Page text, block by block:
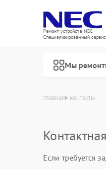
Ремонт устройств NEC
Специализированный
Мы
главная контакты
Если требуется